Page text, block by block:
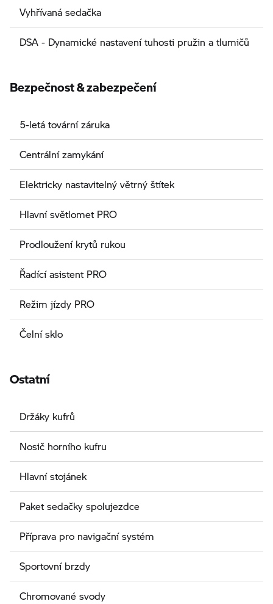
Vyhřívaná sedačka
DSA - Dynamické nastavení tuhosti pružin a tlumičů
Bezpečnost & zabezpečení
5-letá tovární záruka
Centrální zamykání
Elektricky nastavitelný větrný štítek
Hlavní světlomet PRO
Prodloužení krytů rukou
Řadící asistent PRO
Režim jízdy PRO
Čelní sklo
Ostatní
Držáky kufrů
Nosič horního kufru
Hlavní stojánek
Paket sedačky spolujezdce
Příprava pro navigační systém
Sportovní brzdy
Chromované svody